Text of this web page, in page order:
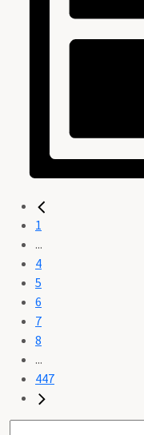
1
...
4
5
6
7
8
...
447